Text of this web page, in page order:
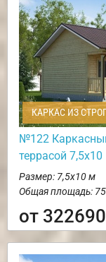
КАРКАС ИЗ
№122
террасой 7,5х10
Размер: 7,5х10 м
Общая площадь:
от